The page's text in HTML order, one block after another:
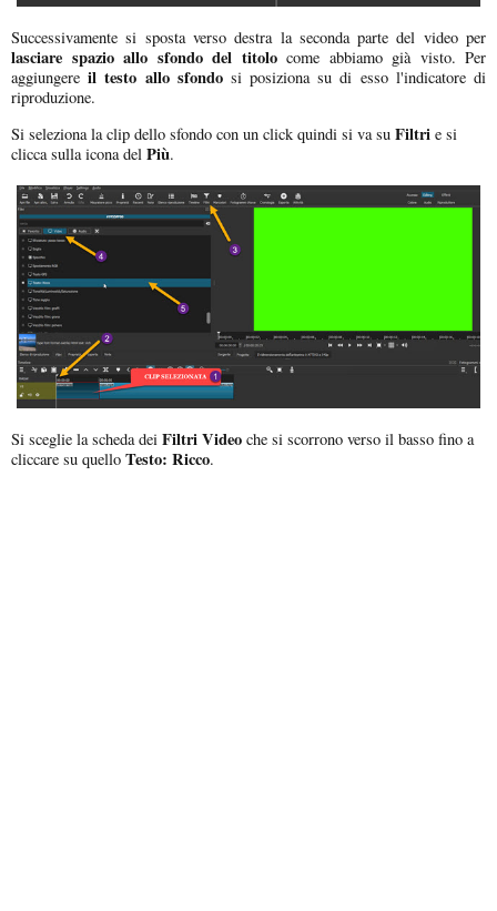
Successivamente si sposta verso destra la seconda parte del video per
lasciare spazio allo sfondo del titolocome abbiamo già visto. Per
aggiungereil testo allo sfondosi posiziona su di esso l'indicatore di
riproduzione.
Si seleziona la clip dello sfondo con un click quindi si va su Filtri e si
clicca sulla icona del Più.
Si sceglie la scheda dei Filtri Video che si scorrono verso il basso fino a
cliccare su quello Testo: Ricco.